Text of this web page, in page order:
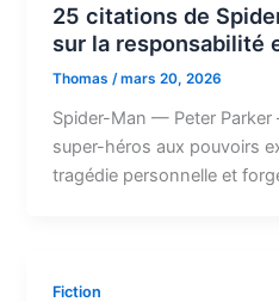
25 citations de
sur la responsabilité
Thomas/mars 20, 2026
Spider-Man — Peter Parker
super-héros aux pouvoirs
tragédie personnelle et
Fiction